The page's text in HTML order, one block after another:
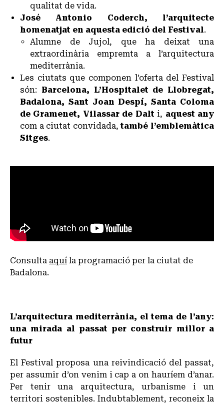
qualitat de vida.
José Antonio Coderch, l’arquitecte
homenatjat en aquesta edició del Festival.
Alumne de Jujol, que ha deixat una
extraordinària empremta a l’arquitectura
mediterrània.
Les ciutats que componen l’oferta del Festival
són: Barcelona, L’Hospitalet de Llobregat,
Badalona, Sant Joan Despí, Santa Coloma
de Gramenet, Vilassar de Dalt i, aquest any
com a ciutat convidada,també l’emblemàtica
Sitges.
Consulta aquí la programació per la ciutat de
Badalona.
L’arquitectura mediterrània, el tema de l’any:
una mirada al passat per construir millor a
futur
El Festival proposa una reivindicació del passat,
per assumir d’on venim i cap a on hauríem d’anar.
Per tenir una arquitectura, urbanisme i un
territori sostenibles. Indubtablement, reconeix la